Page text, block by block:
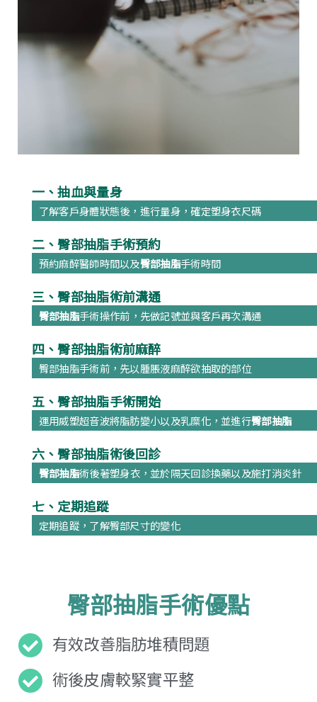
一、抽血與量身
了解客戶身體狀態後，進行量身，確定塑身衣尺碼
二、臀部抽脂手術預約
預約麻醉醫師時間以及臀部抽脂手術時間
三、臀部抽脂術前溝通
臀部抽脂手術操作前，先做記號並與客戶再次溝通
四、臀部抽脂術前麻醉
臀部抽脂手術前，先以腫脹液麻醉欲抽取的部位
五、臀部抽脂手術開始
運用威塑超音波將脂肪變小以及乳糜化，並進行臀部抽脂
六、臀部抽脂術後回診
臀部抽脂術後著塑身衣，並於隔天回診換藥以及施打消炎針
七、定期追蹤
定期追蹤，了解臀部尺寸的變化
臀部抽脂手術優點
有效改善脂肪堆積問題
術後皮膚較緊實平整